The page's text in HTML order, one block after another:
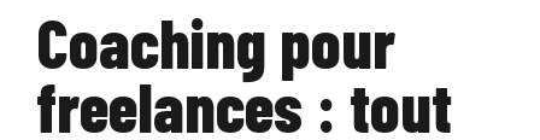
Coaching pour
freelances : tout